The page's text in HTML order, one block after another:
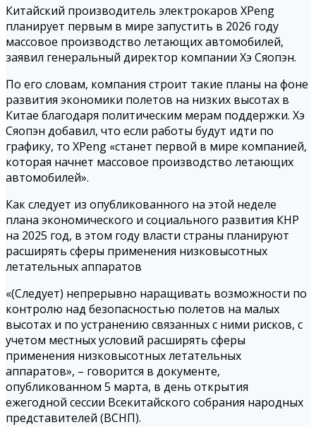
Китайский производитель электрокаров XPeng
планирует первым в мире запустить в 2026 году
массовое производство летающих автомобилей,
заявил генеральный директор компании Хэ Сяопэн.
По его словам, компания строит такие планы на фоне
развития экономики полетов на низких высотах в
Китае благодаря политическим мерам поддержки. Хэ
Сяопэн добавил, что если работы будут идти по
графику, то XPeng «станет первой в мире компанией,
которая начнет массовое производство летающих
автомобилей».
Как следует из опубликованного на этой неделе
плана экономического и социального развития КНР
на 2025 год, в этом году власти страны планируют
расширять сферы применения низковысотных
летательных аппаратов
«(Следует) непрерывно наращивать возможности по
контролю над безопасностью полетов на малых
высотах и по устранению связанных с ними рисков, с
учетом местных условий расширять сферы
применения низковысотных летательных
аппаратов», – говорится в документе,
опубликованном 5 марта, в день открытия
ежегодной сессии Всекитайского собрания народных
представителей (ВСНП).